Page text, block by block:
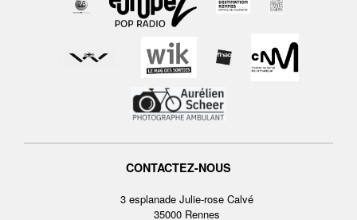
CONTACTEZ-NOUS
3 esplanade Julie-rose Calvé
35000 Rennes